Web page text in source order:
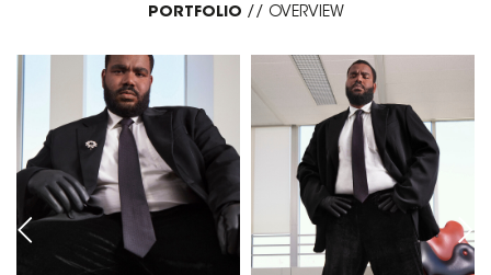
PORTFOLIO // OVERVIEW